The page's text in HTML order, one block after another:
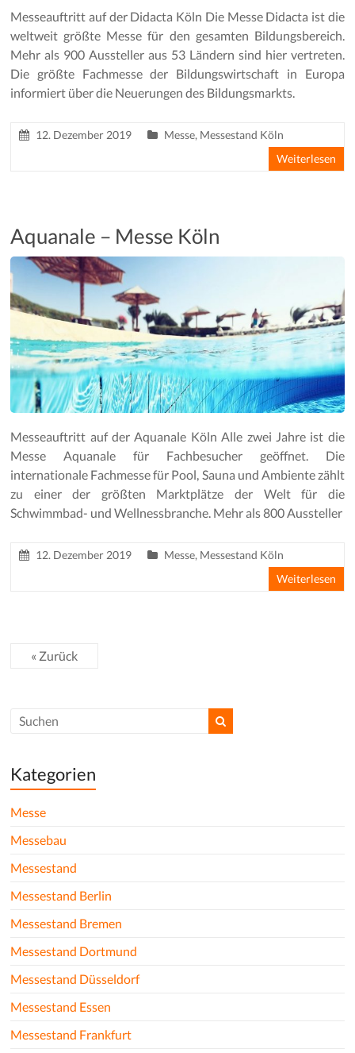
Messeauftritt auf der Didacta Köln Die Messe Didacta ist die
weltweit größte Messe für den gesamten Bildungsbereich.
Mehr als 900 Aussteller aus 53 Ländern sind hier vertreten.
Die größte Fachmesse der Bildungswirtschaft in Europa
informiert über die Neuerungen des Bildungsmarkts.
12. Dezember 2019 Messe, Messestand Köln
Weiterlesen
Aquanale – Messe Köln
Messeauftritt auf der Aquanale Köln Alle zwei Jahre ist die
Messe Aquanale für Fachbesucher geöffnet. Die
internationale Fachmesse für Pool, Sauna und Ambiente zählt
zu einer der größten Marktplätze der Welt für die
Schwimmbad- und Wellnessbranche. Mehr als 800 Aussteller
12. Dezember 2019 Messe, Messestand Köln
Weiterlesen
« Zurück
Kategorien
Messe
Messebau
Messestand
Messestand Berlin
Messestand Bremen
Messestand Dortmund
Messestand Düsseldorf
Messestand Essen
Messestand Frankfurt